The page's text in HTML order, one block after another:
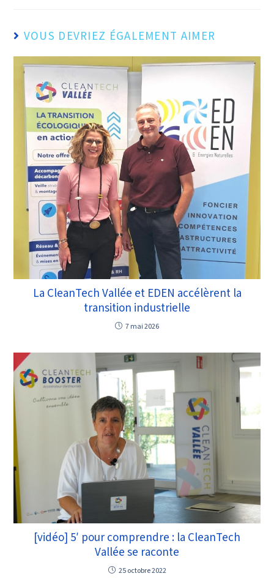
VOUS DEVRIEZ ÉGALEMENT AIMER
La CleanTech Vallée et EDEN accélèrent la
transition industrielle
7 mai 2026
[vidéo] 5′ pour comprendre : la CleanTech
Vallée se raconte
25 octobre 2022